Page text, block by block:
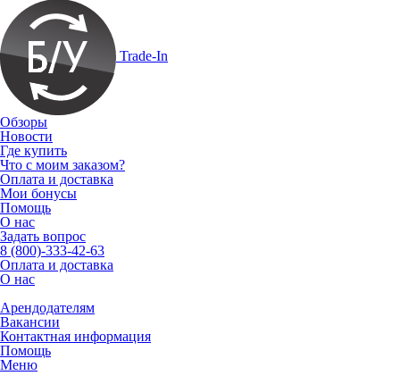
Trade-In
Обзоры
Новости
Где купить
Что с моим заказом?
Оплата и доставка
Мои бонусы
Помощь
О нас
Задать вопрос
8 (800)-333-42-63
Оплата и доставка
О нас
Арендодателям
Вакансии
Контактная информация
Помощь
Меню